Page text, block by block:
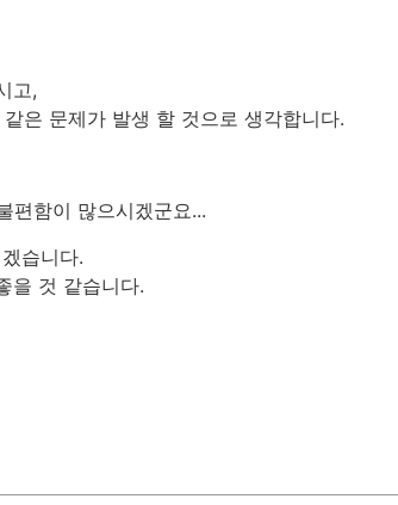
고,
은 문제가 발생 할 것으로 생각합니다.
편함이 많으시겠군요...
습니다.
을 것 같습니다.